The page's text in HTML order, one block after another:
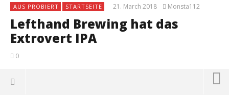
AUS PROBIERT STARTSEITE 21. March 2018 Monsta112
Lefthand Brewing hat das
Extrovert IPA
0